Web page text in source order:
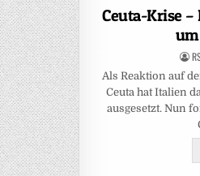
Ceuta-Krise
Als Reaktion auf
Ceuta hat Italien
ausgesetzt. Nun